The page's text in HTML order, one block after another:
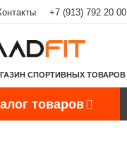
+7 (913) 792 20 00
СПОРТИВНЫХ ТОВАРОВ
товаров